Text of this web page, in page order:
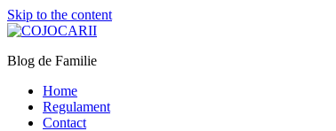
Skip to the content
Blog de Familie
Home
Regulament
Contact